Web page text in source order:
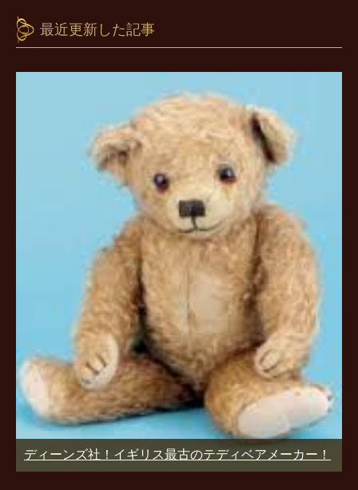
最近更新した記事
ディーンズ社！イギリス最古のテディベアメーカー！